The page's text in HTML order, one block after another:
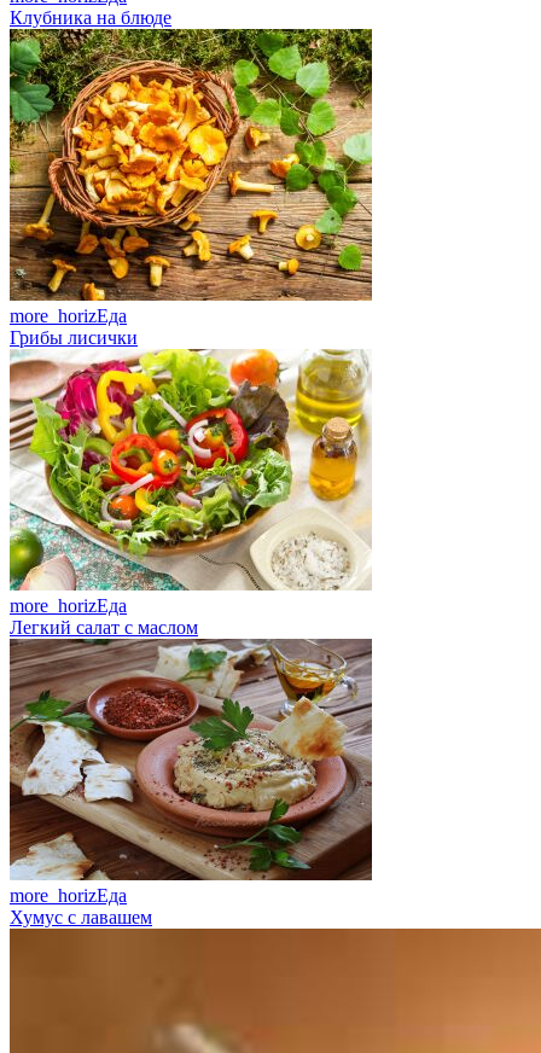
Клубника на блюде
more_horizЕда
Грибы лисички
more_horizЕда
Легкий салат с маслом
more_horizЕда
Хумус с лавашем